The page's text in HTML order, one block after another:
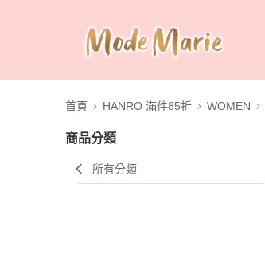
首頁 HANRO 滿件85折 WOMEN
商品分類
所有分類